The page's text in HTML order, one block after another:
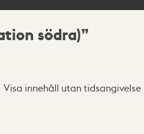
södra)
Visa innehåll utan tidsangivelse